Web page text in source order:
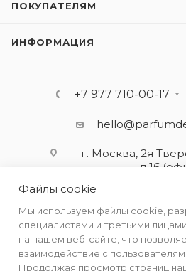
ПОКУПАТЕЛЯМ
ИНФОРМАЦИЯ
+7 977 710-00-17
г. Москва, 2я
д.16
Файлы cookie
Мы используем файлы cookie,
специалистами и третьими
на нашем веб-сайте, что
взаимодействие с
Продолжая просмотр страниц